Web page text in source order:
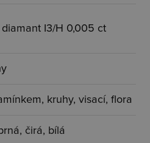
I3/H 0,005 ct
kruhy, visací, flora
čirá, bílá